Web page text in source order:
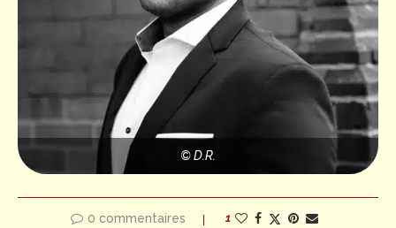
© D.R.
0 commentaires 1